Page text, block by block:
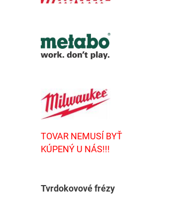
TOVAR NEMUSÍ BYŤ
KÚPENÝ U NÁS!!!
Tvrdokovové frézy